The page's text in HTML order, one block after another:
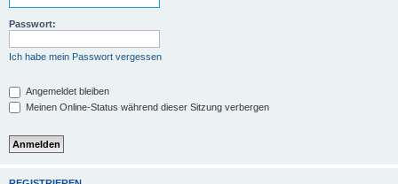
Passwort:
Ich habe mein Passwort vergessen
Angemeldet bleiben
Meinen Online-Status während dieser Sitzung verbergen